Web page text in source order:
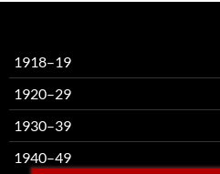
1918–19
1920–29
1930–39
1940–49